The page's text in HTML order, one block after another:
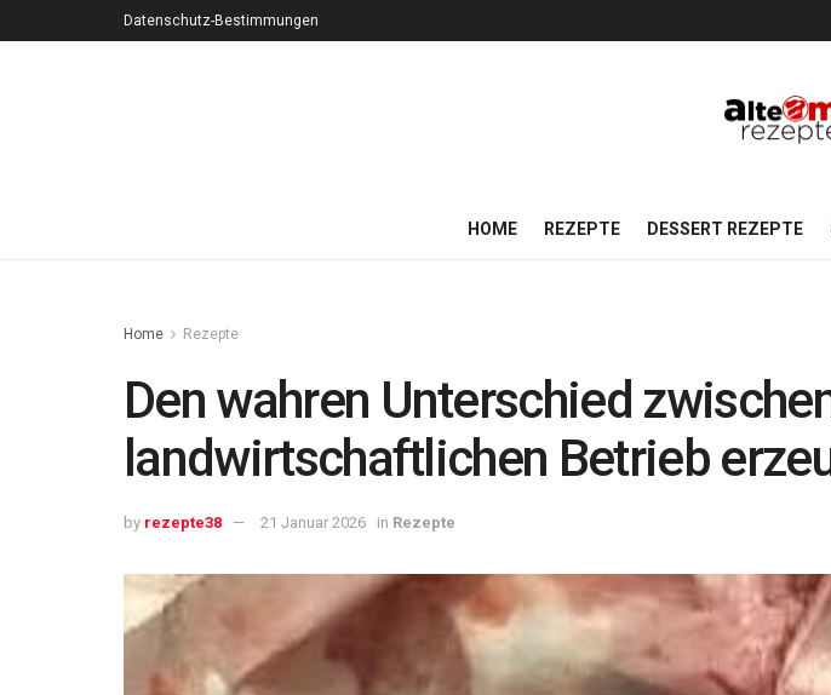
Datenschutz-Bestimmungen
HOME REZEPTE DESSERT REZEPTE
Home Rezepte
Den wahren Unterschied
landwirtschaftlichen Betrieb
by rezepte38 21 Januar 2026 in Rezepte